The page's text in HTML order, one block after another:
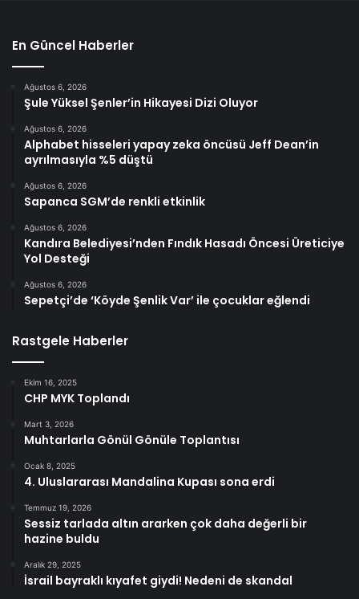
En Güncel Haberler
Ağustos 6, 2026
Şule Yüksel Şenler’in Hikayesi Dizi Oluyor
Ağustos 6, 2026
Alphabet hisseleri yapay zeka öncüsü Jeff Dean’in
ayrılmasıyla %5 düştü
Ağustos 6, 2026
Sapanca SGM’de renkli etkinlik
Ağustos 6, 2026
Kandıra Belediyesi’nden Fındık Hasadı Öncesi Üreticiye
Yol Desteği
Ağustos 6, 2026
Sepetçi’de ‘Köyde Şenlik Var’ ile çocuklar eğlendi
Rastgele Haberler
Ekim 16, 2025
CHP MYK Toplandı
Mart 3, 2026
Muhtarlarla Gönül Gönüle Toplantısı
Ocak 8, 2025
4. Uluslararası Mandalina Kupası sona erdi
Temmuz 19, 2026
Sessiz tarlada altın ararken çok daha değerli bir
hazine buldu
Aralık 29, 2025
İsrail bayraklı kıyafet giydi! Nedeni de skandal